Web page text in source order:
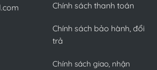
Chính sách thanh toán
Chính sách bảo hành, đổi
trả
Chính sách giao, nhận